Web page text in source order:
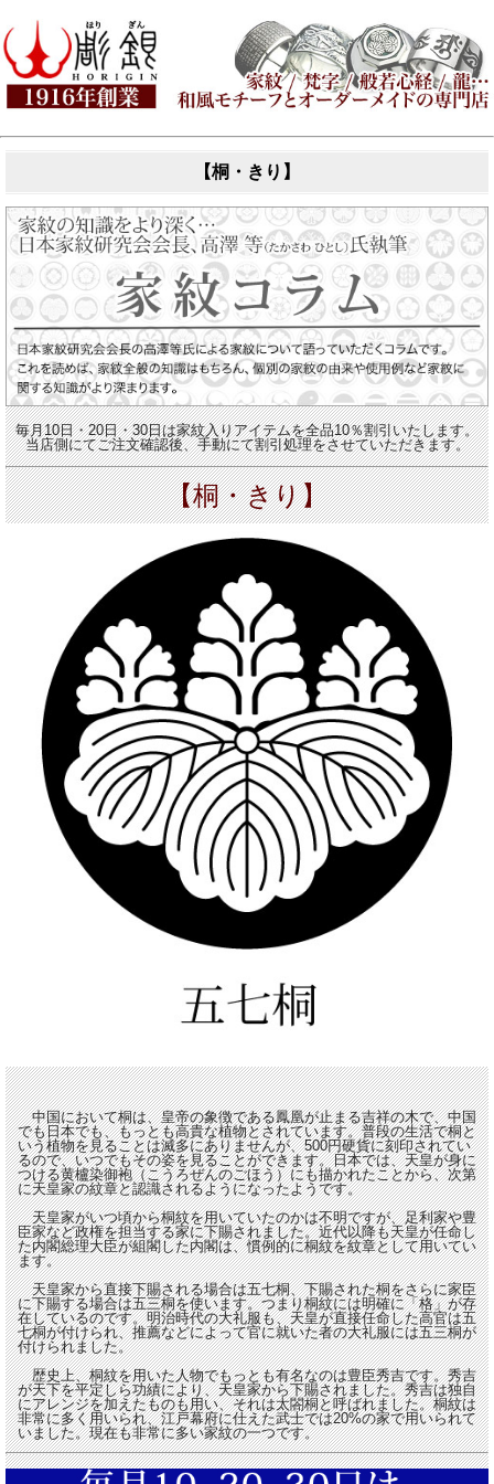
【桐・きり】
毎月10日・20日・30日は家紋入りアイテムを全品10％割引いたします。
当店側にてご注文確認後、手動にて割引処理をさせていただきます。
【桐・きり】
中国において桐は、皇帝の象徴である鳳凰が止まる吉祥の木で、中国
でも日本でも、もっとも高貴な植物とされています。普段の生活で桐と
いう植物を見ることは滅多にありませんが、500円硬貨に刻印されてい
るので、いつでもその姿を見ることができます。日本では、天皇が身に
つける黄櫨染御袍（こうろぜんのごほう）にも描かれたことから、次第
に天皇家の紋章と認識されるようになったようです。
天皇家がいつ頃から桐紋を用いていたのかは不明ですが、足利家や豊
臣家など政権を担当する家に下賜されました。近代以降も天皇が任命し
た内閣総理大臣が組閣した内閣は、慣例的に桐紋を紋章として用いてい
ます。
天皇家から直接下賜される場合は五七桐、下賜された桐をさらに家臣
に下賜する場合は五三桐を使います。つまり桐紋には明確に「格」が存
在しているのです。明治時代の大礼服も、天皇が直接任命した高官は五
七桐が付けられ、推薦などによって官に就いた者の大礼服には五三桐が
付けられました。
歴史上、桐紋を用いた人物でもっとも有名なのは豊臣秀吉です。秀吉
が天下を平定しら功績により、天皇家から下賜されました。秀吉は独自
にアレンジを加えたものも用い、それは太閤桐と呼ばれました。桐紋は
非常に多く用いられ、江戸幕府に仕えた武士では20%の家で用いられて
いました。現在も非常に多い家紋の一つです。